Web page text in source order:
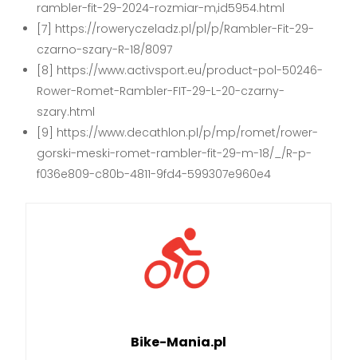
rambler-fit-29-2024-rozmiar-m,id5954.html
[7] https://roweryczeladz.pl/pl/p/Rambler-Fit-29-
czarno-szary-R-18/8097
[8] https://www.activsport.eu/product-pol-50246-
Rower-Romet-Rambler-FIT-29-L-20-czarny-
szary.html
[9] https://www.decathlon.pl/p/mp/romet/rower-
gorski-meski-romet-rambler-fit-29-m-18/_/R-p-
f036e809-c80b-4811-9fd4-599307e960e4
Bike-Mania.pl